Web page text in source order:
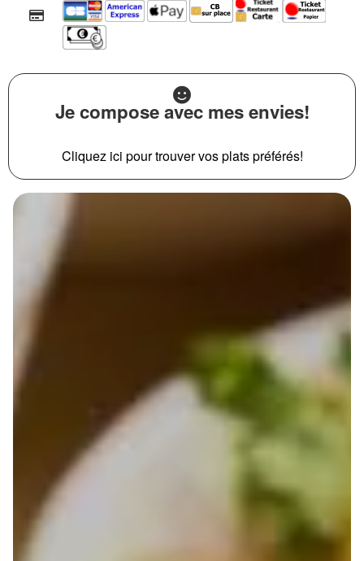
Je compose avec mes envies!
Cliquez ici pour trouver vos plats préférés!